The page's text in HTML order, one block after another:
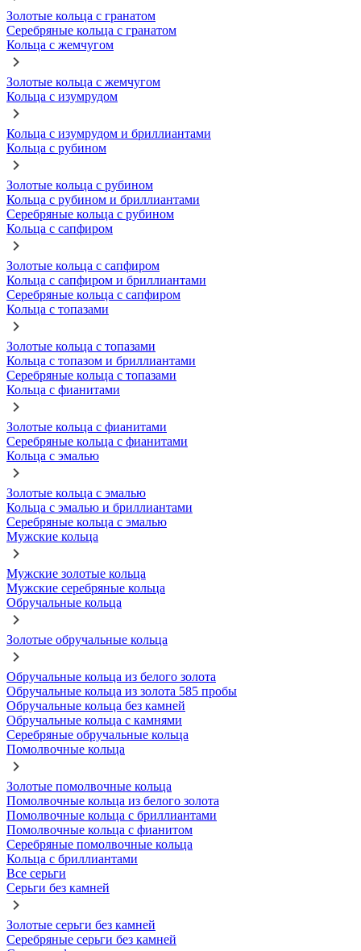
Золотые кольца с гранатом
Серебряные кольца с гранатом
Кольца с жемчугом
Золотые кольца с жемчугом
Кольца с изумрудом
Кольца с изумрудом и бриллиантами
Кольца с рубином
Золотые кольца с рубином
Кольца с рубином и бриллиантами
Серебряные кольца с рубином
Кольца с сапфиром
Золотые кольца с сапфиром
Кольца с сапфиром и бриллиантами
Серебряные кольца с сапфиром
Кольца с топазами
Золотые кольца с топазами
Кольца с топазом и бриллиантами
Серебряные кольца с топазами
Кольца с фианитами
Золотые кольца с фианитами
Серебряные кольца с фианитами
Кольца с эмалью
Золотые кольца с эмалью
Кольца с эмалью и бриллиантами
Серебряные кольца с эмалью
Мужские кольца
Мужские золотые кольца
Мужские серебряные кольца
Обручальные кольца
Золотые обручальные кольца
Обручальные кольца из белого золота
Обручальные кольца из золота 585 пробы
Обручальные кольца без камней
Обручальные кольца с камнями
Серебряные обручальные кольца
Помолвочные кольца
Золотые помолвочные кольца
Помолвочные кольца из белого золота
Помолвочные кольца с бриллиантами
Помолвочные кольца с фианитом
Серебряные помолвочные кольца
Кольца с бриллиантами
Все серьги
Серьги без камней
Золотые серьги без камней
Серебряные серьги без камней